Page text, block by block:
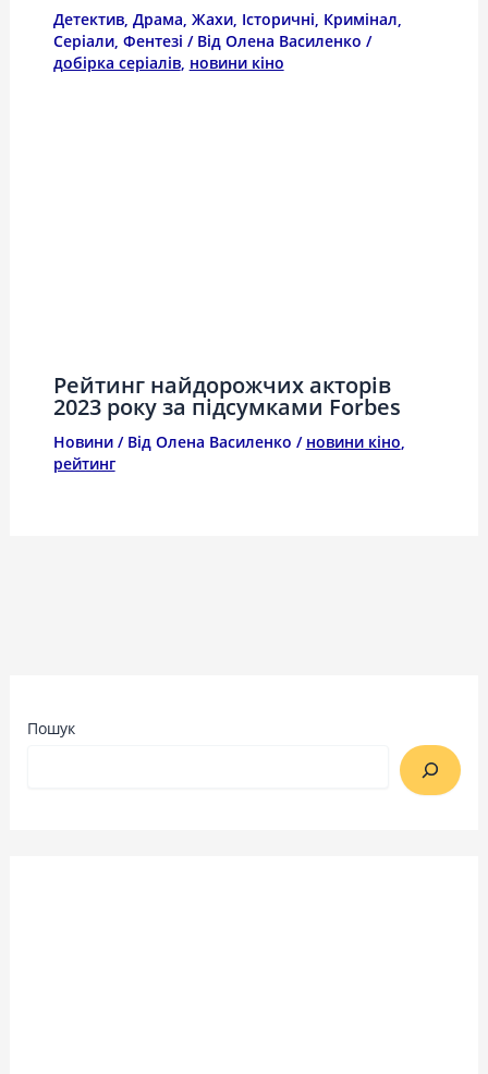
Детектив, Драма Жахи, Історичні Кримінал
Серіали, Фентезі / Від Олена Василенко /
добірка серіалів, новини кіно
Рейтинг найдорожчих акторів
2023 року за підсумками Forbes
Новини/ Від Олена Василенко / новини кіно
рейтинг
Пошук